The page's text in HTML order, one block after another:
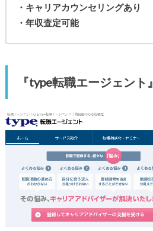
・キャリアカウンセリングあり
・年収査定可能
『type転職エージェント』